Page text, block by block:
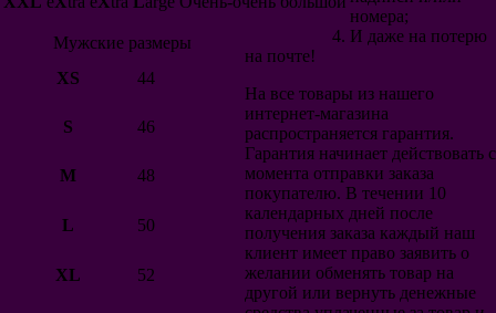
Тунис
Сенегал
Саудовская Аравия
Чили
Ирландия
Мужские размеры
XS
44
S 46
M 48
L 50
XL 52
номера;
И даже на потерю
на почте!
На все товары из нашего
интернет-магазина
распространяется гарантия.
Гарантия начинает действовать с
момента отправки заказа
покупателю. В течении 10
календарных дней после
получения заказа каждый наш
клиент имеет право заявить о
желании обменять товар на
другой или вернуть денежные